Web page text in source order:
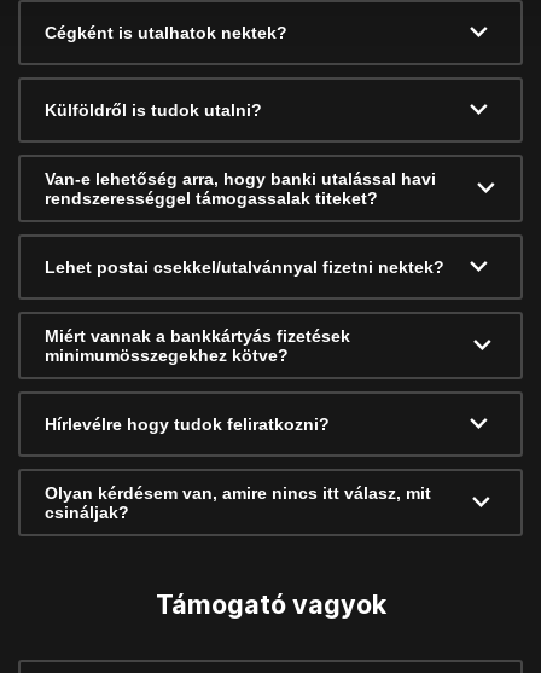
Cégként is utalhatok nektek?
Külföldről is tudok utalni?
Van-e lehetőség arra, hogy banki utalással havi
rendszerességgel támogassalak titeket?
Lehet postai csekkel/utalvánnyal fizetni nektek?
Miért vannak a bankkártyás fizetések
minimumösszegekhez kötve?
Hírlevélre hogy tudok feliratkozni?
Olyan kérdésem van, amire nincs itt válasz, mit
csináljak?
Támogató vagyok